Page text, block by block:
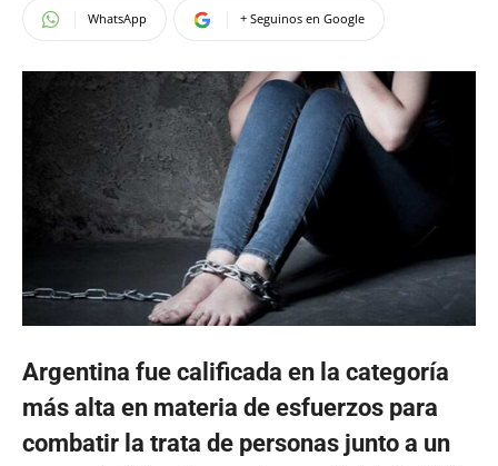
WhatsApp + Seguinos en Google
Argentina fue calificada en la categoría
más alta en materia de esfuerzos para
combatir la trata de personas junto a un